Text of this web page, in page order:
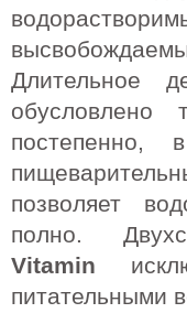
Длительное
постепенно,
позволяет
полно.
Vitamin
питательными